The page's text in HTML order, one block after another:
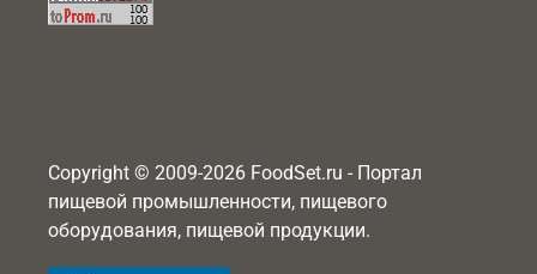
Copyright © 2009-2026 FoodSet.ru - Портал
пищевой промышленности, пищевого
оборудования, пищевой продукции.